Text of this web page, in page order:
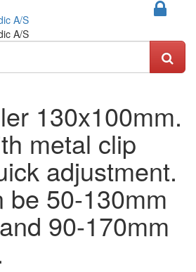
130x100mm.
metal clip
adjustment.
be 50-130mm
90-170mm